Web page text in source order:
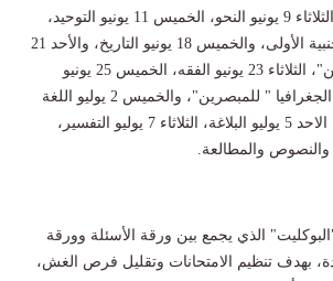
الكريم والحديث، ويوم الثلاثاء 9 يونيو النحو، الخميس 11 يونيو التوحيد،
الأحد 14 يونيو اللغة الأجنبية الأولى، والخميس 18 يونيو التاريخ، والأحد 21
يونيو الإحصاء "للمبصرين"، الثلاثاء 23 يونيو الفقه، الخميس 25 يونيو
الصرف، الأحد 28 يونيو الجغرافيا " للمبصرين"، والخميس 2 يوليو اللغة
الأجنبية الثانية والإنشاء، الاحد 5 يوليو البلاغة، الثلاثاء 7 يوليو التفسير،
"البوكليت" الذي يجمع بين ورقة الأسئلة وورقة
بهدف تنظيم الامتحانات وتقليل فرص الغش،